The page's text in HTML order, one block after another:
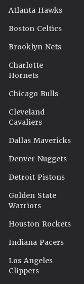
Atlanta Hawks
Boston Celtics
Brooklyn Nets
Charlotte
Hornets
Chicago Bulls
Cleveland
Cavaliers
Dallas Mavericks
Denver Nuggets
Detroit Pistons
Golden State
Warriors
Houston Rockets
Indiana Pacers
Los Angeles
Clippers